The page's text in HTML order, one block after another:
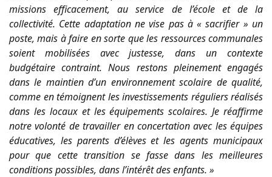
missions efficacement, au service de l’école et de la
collectivité. Cette adaptation ne vise pas à « sacrifier » un
poste, mais à faire en sorte que les ressources communales
soient mobilisées avec justesse, dans un contexte
budgétaire contraint. Nous restons pleinement engagés
dans le maintien d’un environnement scolaire de qualité,
comme en témoignent les investissements réguliers réalisés
dans les locaux et les équipements scolaires. Je réaffirme
notre volonté de travailler en concertation avec les équipes
éducatives, les parents d’élèves et les agents municipaux
pour que cette transition se fasse dans les meilleures
conditions possibles, dans l’intérêt des enfants. »